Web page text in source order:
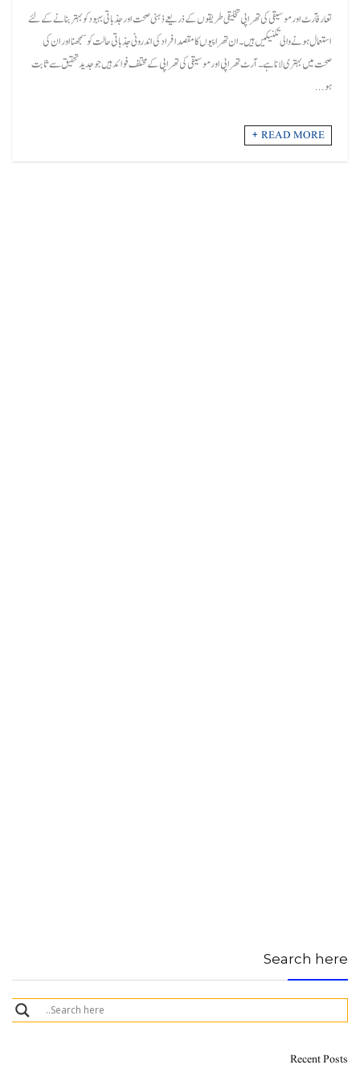
تعارفآرٹ اور موسیقی کی تھراپی تخلیقی طریقوں کے ذریعے ذہنی صحت اور جذباتی بہبود کو بہتر بنانے کے لئے
استعمال ہونے والی تکنیکیں ہیں۔ ان تھراپیوں کا مقصد افراد کی اندرونی جذباتی حالت کو سمجھنا اور ان کی
صحت میں بہتری لانا ہے۔ آرٹ تھراپی اور موسیقی کی تھراپی کے مختلف فوائد ہیں جو جدید تحقیق سے ثابت
ہو ...
READ MORE +
Search here
Recent Posts